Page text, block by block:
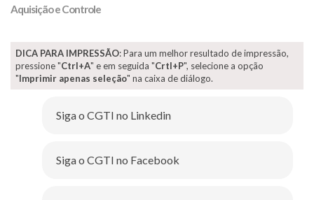
Aquisição e Controle
DICA PARA IMPRESSÃO: Para um melhor resultado de impressão,
pressione "Ctrl+A" e em seguida "Crtl+P", selecione a opção
"Imprimir apenas seleção" na caixa de diálogo.
Siga o CGTI no Linkedin
Siga o CGTI no Facebook